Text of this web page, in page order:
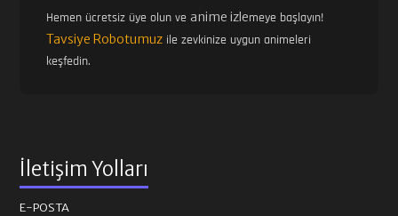
Hemen ücretsiz üye olun ve anime izlemeye başlayın!
Tavsiye Robotumuz ile zevkinize uygun animeleri
keşfedin.
İletişim Yolları
E-POSTA